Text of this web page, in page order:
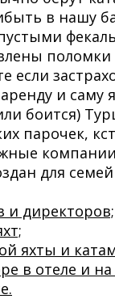
в нашу
если
и саму
боится)
парочек,
для
и директоров;
яхты и
в отеле и на